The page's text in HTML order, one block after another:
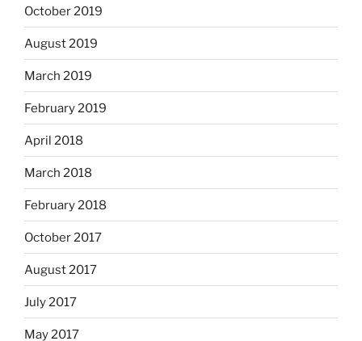
October 2019
August 2019
March 2019
February 2019
April 2018
March 2018
February 2018
October 2017
August 2017
July 2017
May 2017